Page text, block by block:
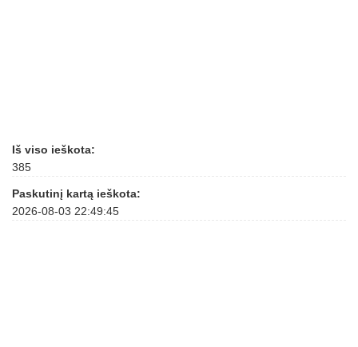
Iš viso ieškota:
385
Paskutinį kartą ieškota:
2026-08-03 22:49:45